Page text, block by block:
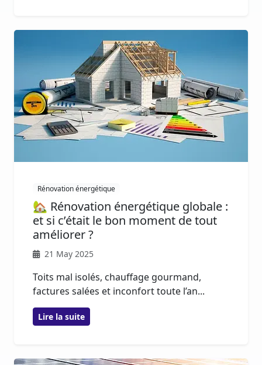
Rénovation énergétique
🏡 Rénovation énergétique globale :
et si c’était le bon moment de tout
améliorer ?
21 May 2025
Toits mal isolés, chauffage gourmand,
factures salées et inconfort toute l’an...
Lire la suite